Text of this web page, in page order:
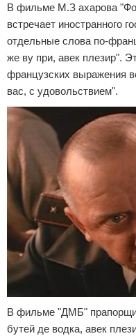
В фильме М.З ахарова
встречает иностранного
отдельные слова по-
же ву при, авек плезир".
французских выражения
вас, с удовольствием".
В фильме "ДМБ"
бутей де водка, авек